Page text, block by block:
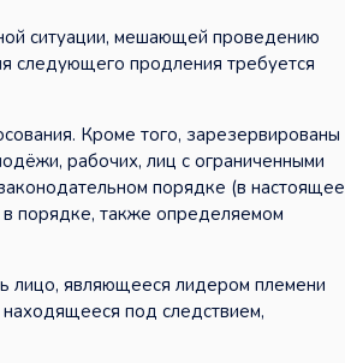
ситуации, мешающей проведению
следующего продления требуется
Кроме того, зарезервированы
рабочих, лиц с ограниченными
порядке (в настоящее
в порядке, также определяемом
лицо, являющееся лидером племени
под следствием,